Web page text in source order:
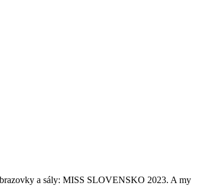
a sály: MISS SLOVENSKO 2023. A my